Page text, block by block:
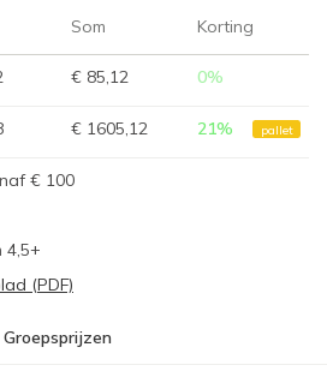
Som Korting
€ 85,12 0%
€ 1605,12 21% pallet
€ 100
4,5+
(PDF)
Groepsprijzen